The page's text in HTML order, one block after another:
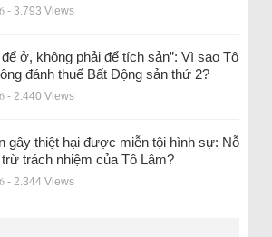
- 3.793 Views
để ở, không phải để tích sản”: Vì sao Tô
đánh thuế Bất Động sản thứ 2?
- 2.440 Views
gây thiệt hại được miễn tội hình sự: Nỗ
trách nhiệm của Tô Lâm?
- 2.344 Views